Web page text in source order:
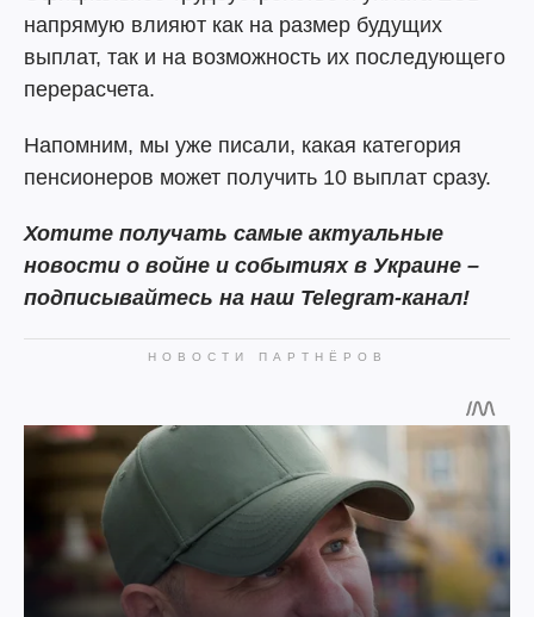
напрямую влияют как на размер будущих
выплат, так и на возможность их последующего
перерасчета.
Напомним, мы уже писали, какая категория
пенсионеров может получить 10 выплат сразу.
Хотите получать самые актуальные
новости о войне и событиях в Украине –
подписывайтесь на наш Telegram-канал!